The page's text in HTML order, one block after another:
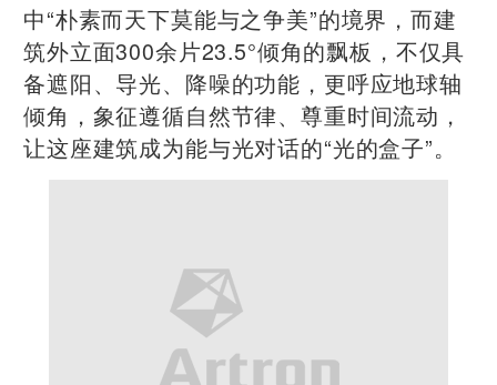
中“朴素而天下莫能与之争美”的境界，而建
筑外立面300余片23.5°倾角的飘板，不仅具
备遮阳、导光、降噪的功能，更呼应地球轴
倾角，象征遵循自然节律、尊重时间流动，
让这座建筑成为能与光对话的“光的盒子”。